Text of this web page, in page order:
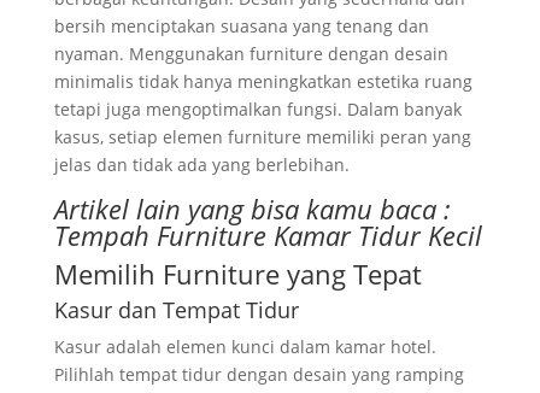
bersih menciptakan suasana yang tenang dan
nyaman. Menggunakan furniture dengan desain
minimalis tidak hanya meningkatkan estetika ruang
tetapi juga mengoptimalkan fungsi. Dalam banyak
kasus, setiap elemen furniture memiliki peran yang
jelas dan tidak ada yang berlebihan.
Artikel lain yang bisa kamu baca :
Tempah Furniture Kamar Tidur Kecil
Memilih Furniture yang Tepat
Kasur dan Tempat Tidur
Kasur adalah elemen kunci dalam kamar hotel.
Pilihlah tempat tidur dengan desain yang ramping